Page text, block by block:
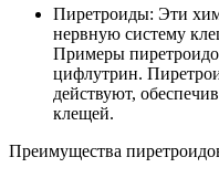
Пиретроиды: Эти
нервную систему
Примеры
цифлутрин.
действуют,
клещей.
Преимущества